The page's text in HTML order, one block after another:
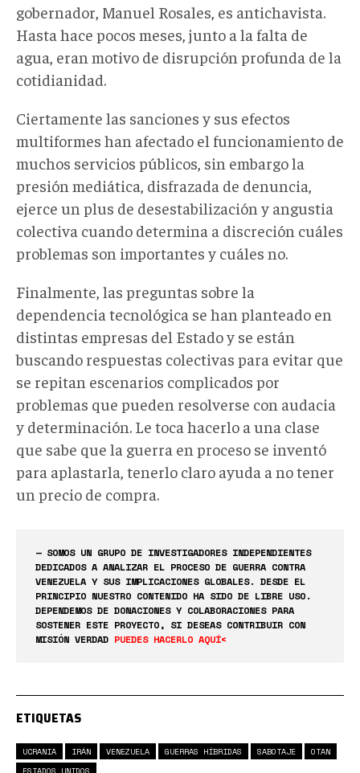
gobernador, Manuel Rosales, es antichavista.
Hasta hace pocos meses, junto a la falta de
agua, eran motivo de disrupción profunda de la
cotidianidad.
Ciertamente las sanciones y sus efectos
multiformes han afectado el funcionamiento de
muchos servicios públicos, sin embargo la
presión mediática, disfrazada de denuncia,
ejerce un plus de desestabilización y angustia
colectiva cuando determina a discreción cuáles
problemas son importantes y cuáles no.
Finalmente, las preguntas sobre la
dependencia tecnológica se han planteado en
distintas empresas del Estado y se están
buscando respuestas colectivas para evitar que
se repitan escenarios complicados por
problemas que pueden resolverse con audacia
y determinación. Le toca hacerlo a una clase
que sabe que la guerra en proceso se inventó
para aplastarla, tenerlo claro ayuda a no tener
un precio de compra.
— SOMOS UN GRUPO DE INVESTIGADORES INDEPENDIENTES
DEDICADOS A ANALIZAR EL PROCESO DE GUERRA CONTRA
VENEZUELA Y SUS IMPLICACIONES GLOBALES. DESDE EL
PRINCIPIO NUESTRO CONTENIDO HA SIDO DE LIBRE USO.
DEPENDEMOS DE DONACIONES Y COLABORACIONES PARA
SOSTENER ESTE PROYECTO, SI DESEAS CONTRIBUIR CON
MISIÓN VERDAD PUEDES HACERLO AQUÍ<
ETIQUETAS
UCRANIA IRÁN VENEZUELA GUERRAS HÍBRIDAS SABOTAJE
OTAN